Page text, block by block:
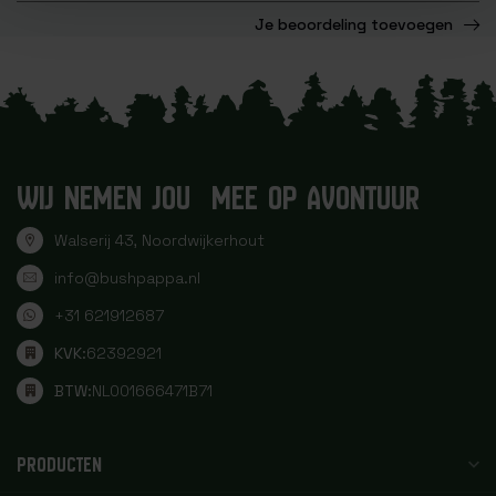
Je beoordeling toevoegen
WIJ NEMEN JOU MEE OP AVONTUUR
Walserij 43, Noordwijkerhout
info@bushpappa.nl
+31 621912687
KVK:62392921
BTW:NL001666471B71
PRODUCTEN